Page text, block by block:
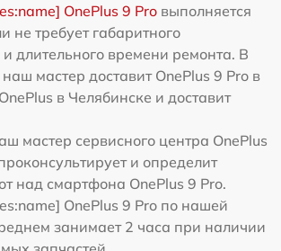
OnePlus 9 Pro выполняется
не требует габаритного
длительного времени ремонта. В
мастер доставит OnePlus 9 Pro в
в Челябинске и доставит
мастер сервисного центра OnePlus
и определит
над смартфона OnePlus 9 Pro.
OnePlus 9 Pro по нашей
занимает 2 часа при наличии